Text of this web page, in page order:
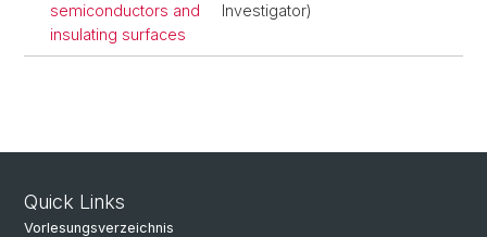
semiconductors and
insulating surfaces
Investigator)
Quick Links
Vorlesungsverzeichnis